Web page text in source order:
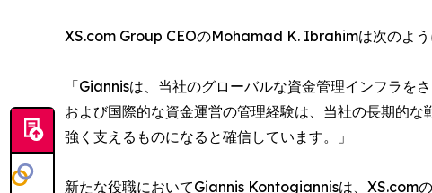
XS.com Group CEOのMohamad K. Ibrahimは次のよう
「Giannisは、当社のグローバルな資金管理インフラ
および国際的な資金運営の管理経験は、当社の長期的
強く支えるものになると確信しています。」
新たな役職においてGiannis Kontogiannisは、XS.com